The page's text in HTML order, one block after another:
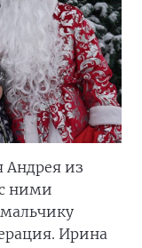
Андрея из
ними
мальчику
Ирина